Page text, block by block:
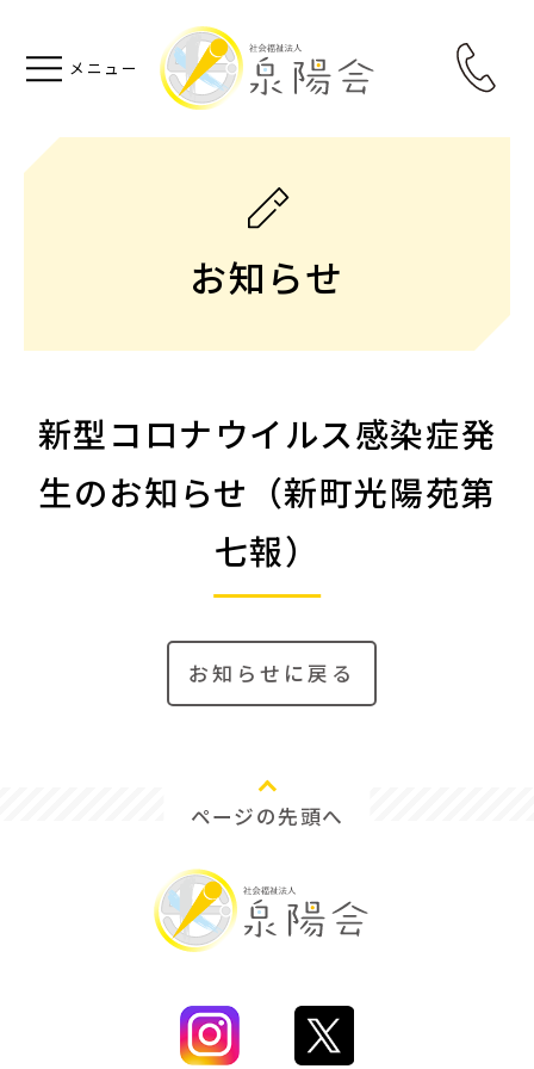
お知らせ
新型コロナウイルス感染症発
生のお知らせ（新町光陽苑第
七報）
お知らせに戻る
ページの先頭へ